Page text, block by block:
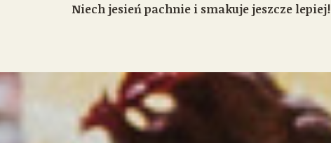
Niech jesień pachnie i smakuje jeszcze lepiej!